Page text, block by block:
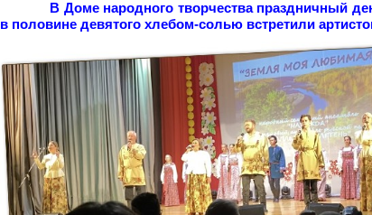
В Доме народного творчества праздничный
в половине девятого хлебом-солью встретили